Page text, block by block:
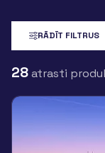
RĀDĪT FILTRUS
28atrasti